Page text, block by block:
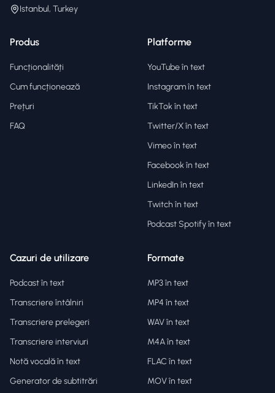
Istanbul, Turkey
Produs
Funcționalități
Cum funcționează
Prețuri
FAQ
Platforme
YouTube în text
Instagram în text
TikTok în text
Twitter/X în text
Vimeo în text
Facebook în text
LinkedIn în text
Twitch în text
Podcast Spotify în text
Cazuri de utilizare
Podcast în text
Transcriere întâlniri
Transcriere prelegeri
Transcriere interviuri
Notă vocală în text
Generator de subtitrări
Formate
MP3 în text
MP4 în text
WAV în text
M4A în text
FLAC în text
MOV în text